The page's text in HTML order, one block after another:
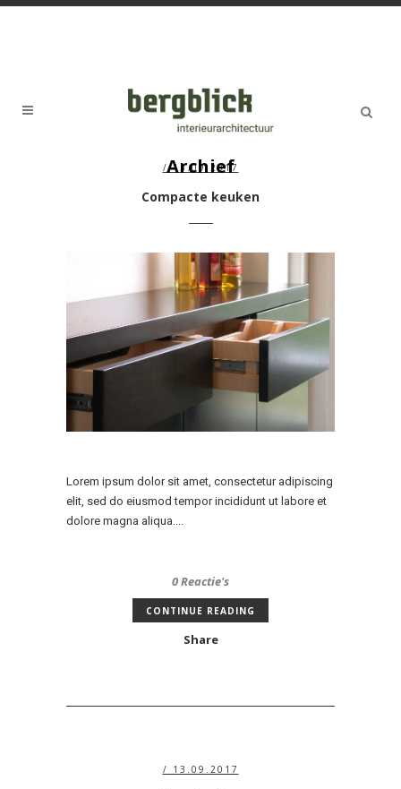
Archief
/ 13.09.2017
Compacte keuken
Lorem ipsum dolor sit amet, consectetur adipiscing
elit, sed do eiusmod tempor incididunt ut labore et
dolore magna aliqua....
0 Reactie's
CONTINUE READING
Share
/ 13.09.2017